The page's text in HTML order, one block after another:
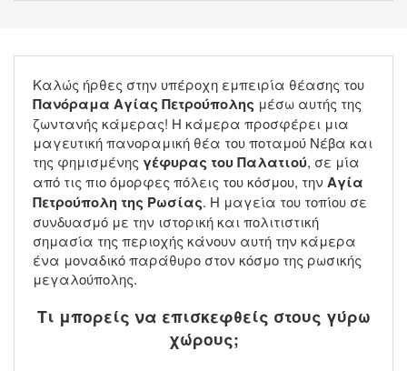
Καλώς ήρθες στην υπέροχη εμπειρία θέασης του
Πανόραμα Αγίας Πετρούπολης μέσω αυτής της
ζωντανής κάμερας! Η κάμερα προσφέρει μια
μαγευτική πανοραμική θέα του ποταμού Νέβα και
της φημισμένης γέφυρας του Παλατιού, σε μία
από τις πιο όμορφες πόλεις του κόσμου, την Αγία
Πετρούπολη της Ρωσίας. Η μαγεία του τοπίου σε
συνδυασμό με την ιστορική και πολιτιστική
σημασία της περιοχής κάνουν αυτή την κάμερα
ένα μοναδικό παράθυρο στον κόσμο της ρωσικής
μεγαλούπολης.
Τι μπορείς να επισκεφθείς στους γύρω
χώρους;